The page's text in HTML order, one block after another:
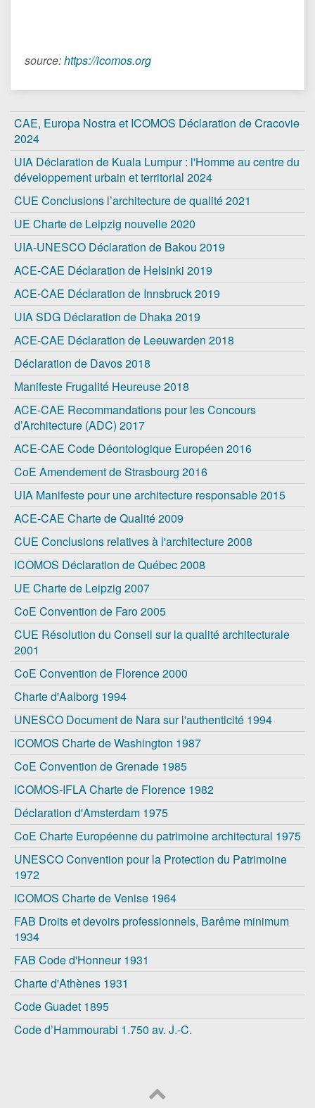
source:https://icomos.org
CAE, Europa Nostra et ICOMOS Déclaration de Cracovie
2024
UIA Déclaration de Kuala Lumpur : l'Homme au centre du
développement urbain et territorial 2024
CUE Conclusions l’architecture de qualité 2021
UE Charte de Leipzig nouvelle 2020
UIA-UNESCO Déclaration de Bakou 2019
ACE-CAE Déclaration de Helsinki 2019
ACE-CAE Déclaration de Innsbruck 2019
UIA SDG Déclaration de Dhaka 2019
ACE-CAE Déclaration de Leeuwarden 2018
Déclaration de Davos 2018
Manifeste Frugalité Heureuse 2018
ACE-CAE Recommandations pour les Concours
d’Architecture (ADC) 2017
ACE-CAE Code Déontologique Européen 2016
CoE Amendement de Strasbourg 2016
UIA Manifeste pour une architecture responsable 2015
ACE-CAE Charte de Qualité 2009
CUE Conclusions relatives à l'architecture 2008
ICOMOS Déclaration de Québec 2008
UE Charte de Leipzig 2007
CoE Convention de Faro 2005
CUE Résolution du Conseil sur la qualité architecturale
2001
CoE Convention de Florence 2000
Charte d'Aalborg 1994
UNESCO Document de Nara sur l'authenticité 1994
ICOMOS Charte de Washington 1987
CoE Convention de Grenade 1985
ICOMOS-IFLA Charte de Florence 1982
Déclaration d'Amsterdam 1975
CoE Charte Européenne du patrimoine architectural 1975
UNESCO Convention pour la Protection du Patrimoine
1972
ICOMOS Charte de Venise 1964
FAB Droits et devoirs professionnels, Barême minimum
1934
FAB Code d'Honneur 1931
Charte d'Athènes 1931
Code Guadet 1895
Code d’Hammourabi 1.750 av. J.-C.